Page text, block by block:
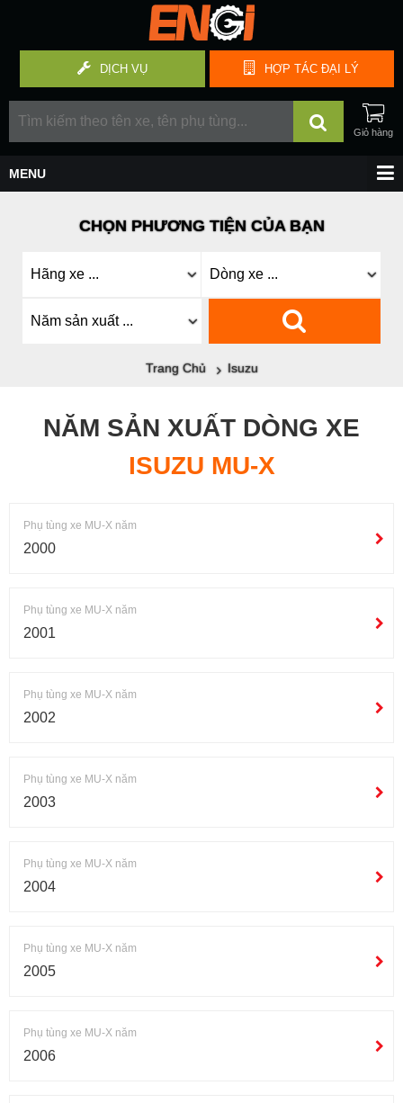
HỢP TÁC ĐẠI LÝ
DỊCH VỤ
CHỌN PHƯƠNG TIỆN CỦA BẠN
Trang Chủ Isuzu
NĂM SẢN XUẤT DÒNG XE
ISUZU MU-X
Phụ tùng xe MU-X năm
2000
Phụ tùng xe MU-X năm
2001
Phụ tùng xe MU-X năm
2002
Phụ tùng xe MU-X năm
2003
Phụ tùng xe MU-X năm
2004
Phụ tùng xe MU-X năm
2005
Phụ tùng xe MU-X năm
2006